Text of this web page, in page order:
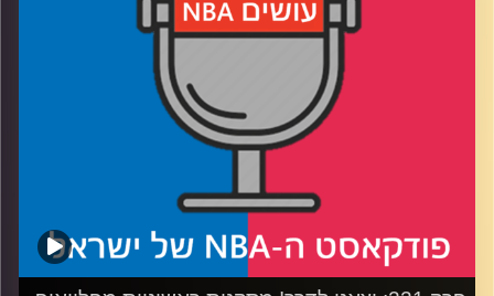
רבע 4: מסר למי שמאשימ/ה את האנליסטים, ומסר למי
ביום שישי – פרק חדש עם הדרמות של סיום הסיבוב הראשון
עידן לוצקי